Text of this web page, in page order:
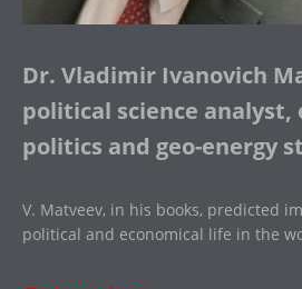
Dr. Vladimir Ivanovich
political science analyst,
politics and geo-energy
V. Matveev, in his books, predicted
political and economical life in the